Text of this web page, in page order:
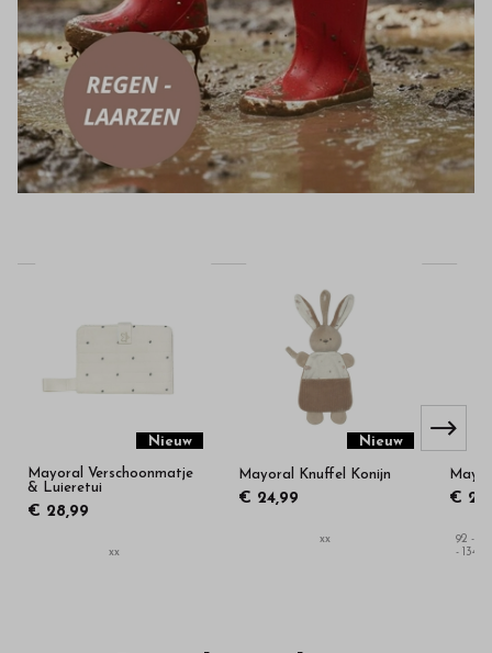
Nieuw
Mayoral Verschoonmatje
& Luieretui
€ 28,99
xx
Nieuw
Mayoral Knuffel Konijn
€ 24,99
xx
€
92 - 98
- 134 -